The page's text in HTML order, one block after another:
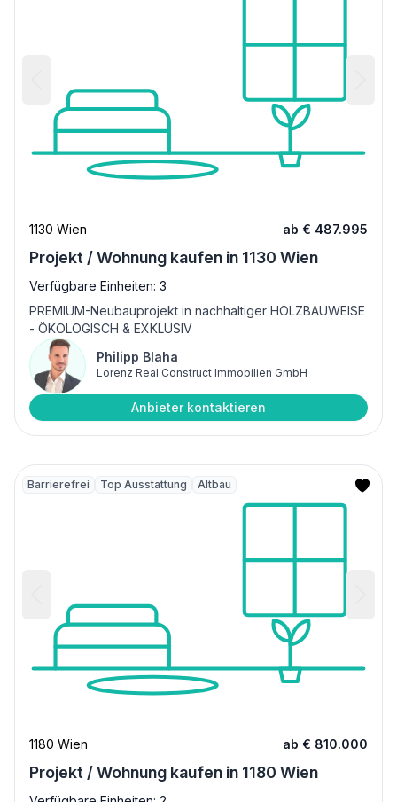
1130 Wien ab € 487.995
Projekt / Wohnung kaufen in 1130 Wien
Verfügbare Einheiten: 3
PREMIUM-Neubauprojekt in nachhaltiger HOLZBAUWEISE
- ÖKOLOGISCH & EXKLUSIV
Philipp Blaha
Lorenz Real Construct Immobilien GmbH
Anbieter kontaktieren
Barrierefrei Top Ausstattung Altbau
1180 Wien ab € 810.000
Projekt / Wohnung kaufen in 1180 Wien